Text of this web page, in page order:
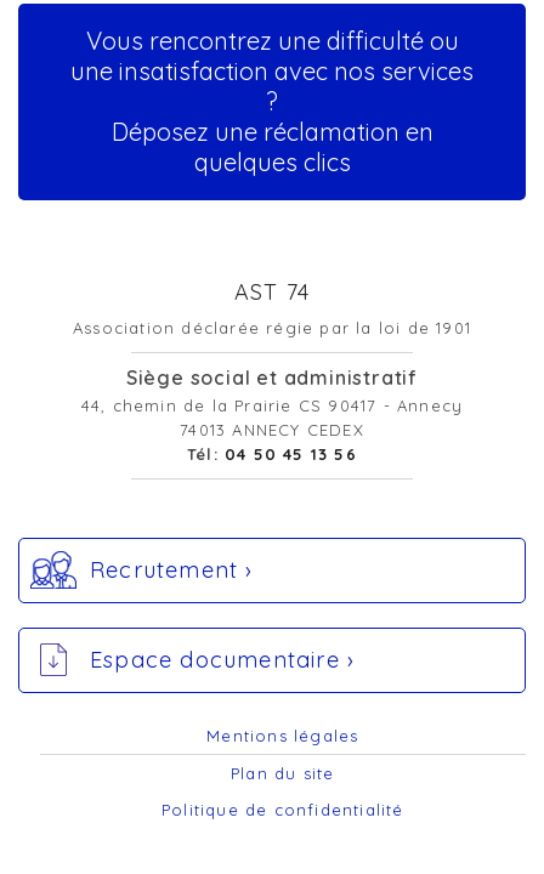
Vous rencontrez une difficulté ou
une insatisfaction avec nos services
?
Déposez une réclamation en
quelques clics
AST 74
Association déclarée régie par la loi de 1901
Siège social et administratif
44, chemin de la Prairie CS 90417 - Annecy
74013 ANNECY CEDEX
Tél: 04 50 45 13 56
Recrutement ›
Espace documentaire ›
Mentions légales
Plan du site
Politique de confidentialité